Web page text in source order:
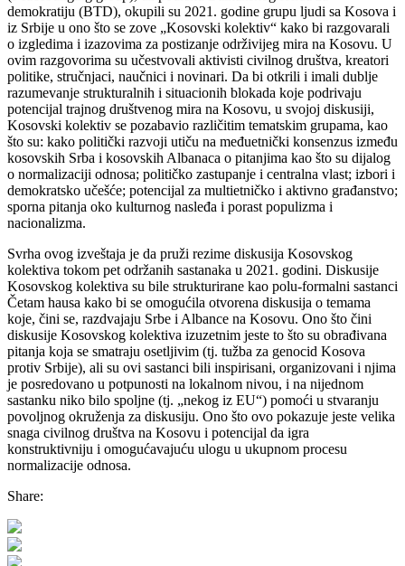
demokratiju (BTD), okupili su 2021. godine grupu ljudi sa Kosova i
iz Srbije u ono što se zove „Kosovski kolektiv“ kako bi razgovarali
o izgledima i izazovima za postizanje održivijeg mira na Kosovu. U
ovim razgovorima su učestvovali aktivisti civilnog društva, kreatori
politike, stručnjaci, naučnici i novinari. Da bi otkrili i imali dublje
razumevanje strukturalnih i situacionih blokada koje podrivaju
potencijal trajnog društvenog mira na Kosovu, u svojoj diskusiji,
Kosovski kolektiv se pozabavio različitim tematskim grupama, kao
što su: kako politički razvoji utiču na međuetnički konsenzus između
kosovskih Srba i kosovskih Albanaca o pitanjima kao što su dijalog
o normalizaciji odnosa; političko zastupanje i centralna vlast; izbori i
demokratsko učešće; potencijal za multietničko i aktivno građanstvo;
sporna pitanja oko kulturnog nasleđa i porast populizma i
nacionalizma.
Svrha ovog izveštaja je da pruži rezime diskusija Kosovskog
kolektiva tokom pet održanih sastanaka u 2021. godini. Diskusije
Kosovskog kolektiva su bile strukturirane kao polu-formalni sastanci
Četam hausa kako bi se omogućila otvorena diskusija o temama
koje, čini se, razdvajaju Srbe i Albance na Kosovu. Ono što čini
diskusije Kosovskog kolektiva izuzetnim jeste to što su obrađivana
pitanja koja se smatraju osetljivim (tj. tužba za genocid Kosova
protiv Srbije), ali su ovi sastanci bili inspirisani, organizovani i njima
je posredovano u potpunosti na lokalnom nivou, i na nijednom
sastanku niko bilo spoljne (tj. „nekog iz EU“) pomoći u stvaranju
povoljnog okruženja za diskusiju. Ono što ovo pokazuje jeste velika
snaga civilnog društva na Kosovu i potencijal da igra
konstruktivniju i omogućavajuću ulogu u ukupnom procesu
normalizacije odnosa.
Share: